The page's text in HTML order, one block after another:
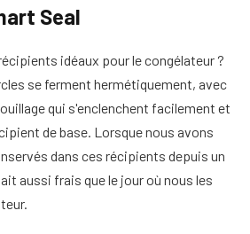
Seal
idéaux pour le congélateur ?
se ferment hermétiquement, avec
qui s'enclenchent facilement et
de base. Lorsque nous avons
dans ces récipients depuis un
aussi frais que le jour où nous les